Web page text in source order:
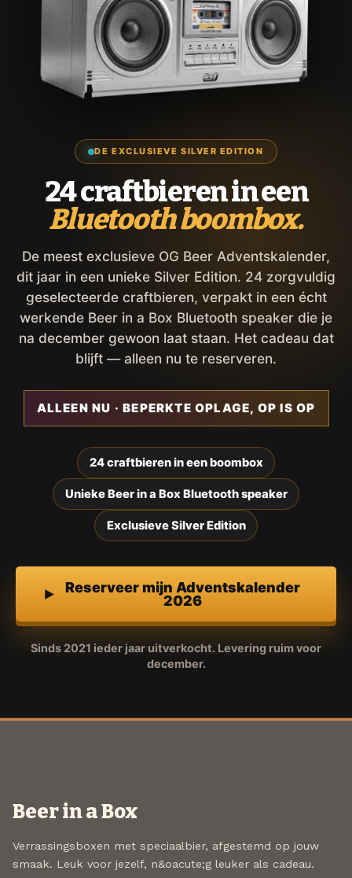
DE EXCLUSIEVE SILVER EDITION
24 craftbieren in een
Bluetooth boombox.
De meest exclusieve OG Beer Adventskalender,
dit jaar in een unieke Silver Edition. 24 zorgvuldig
geselecteerde craftbieren, verpakt in een écht
werkende Beer in a Box Bluetooth speaker die je
na december gewoon laat staan. Het cadeau dat
blijft — alleen nu te reserveren.
ALLEEN NU · BEPERKTE OPLAGE, OP IS OP
24 craftbieren in een boombox
Unieke Beer in a Box Bluetooth speaker
Exclusieve Silver Edition
Reserveer mijn Adventskalender
2026
Sinds 2021 ieder jaar uitverkocht. Levering ruim voor
december.
Beer in a Box
Verrassingsboxen met speciaalbier, afgestemd op jouw
smaak. Leuk voor jezelf, n&oacute;g leuker als cadeau.